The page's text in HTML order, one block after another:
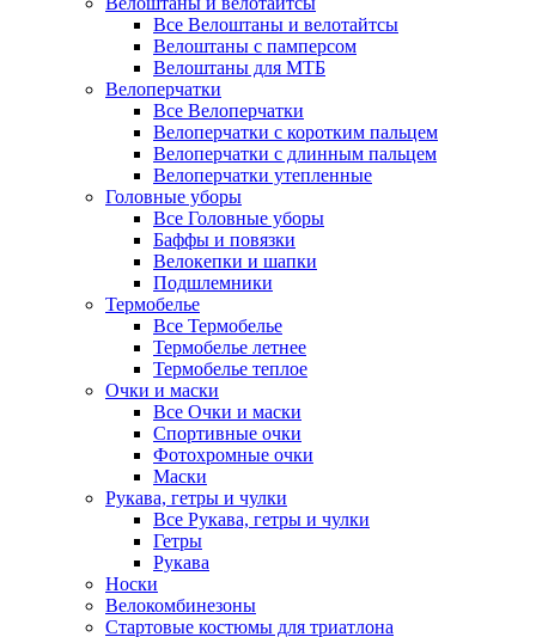
Все Велоштаны и велотайтсы
Велоштаны с памперсом
Велоштаны для МТБ
Велоперчатки
Все Велоперчатки
Велоперчатки с коротким пальцем
Велоперчатки с длинным пальцем
Велоперчатки утепленные
Головные уборы
Все Головные уборы
Баффы и повязки
Велокепки и шапки
Подшлемники
Термобелье
Все Термобелье
Термобелье летнее
Термобелье теплое
Очки и маски
Все Очки и маски
Спортивные очки
Фотохромные очки
Маски
Рукава, гетры и чулки
Все Рукава, гетры и чулки
Гетры
Рукава
Носки
Велокомбинезоны
Стартовые костюмы для триатлона